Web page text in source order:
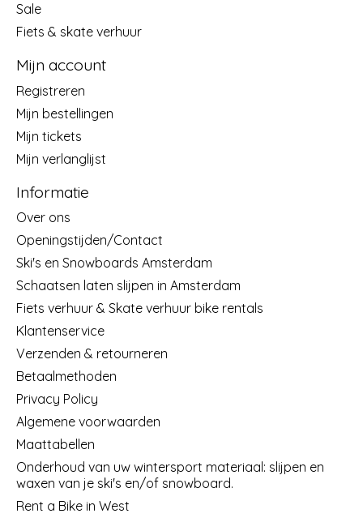
Sale
Fiets & skate verhuur
Mijn account
Registreren
Mijn bestellingen
Mijn tickets
Mijn verlanglijst
Informatie
Over ons
Openingstijden/Contact
Ski's en Snowboards Amsterdam
Schaatsen laten slijpen in Amsterdam
Fiets verhuur & Skate verhuur bike rentals
Klantenservice
Verzenden & retourneren
Betaalmethoden
Privacy Policy
Algemene voorwaarden
Maattabellen
Onderhoud van uw wintersport materiaal: slijpen en
waxen van je ski's en/of snowboard.
Rent a Bike in West